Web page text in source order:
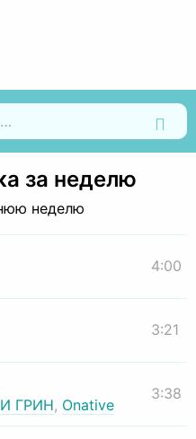
за неделю
неделю
4:00
3:21
ГРИН, Onative
3:38